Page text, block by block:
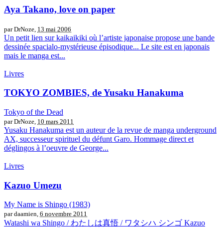
Aya Takano, love on paper
par DrNoze, 13 mai 2006
Un petit lien sur kaikaikiki où l’artiste japonaise propose une bande
dessinée spacialo-mystérieuse épisodique... Le site est en japonais
mais le manga est...
Livres
TOKYO ZOMBIES, de Yusaku Hanakuma
Tokyo of the Dead
par DrNoze, 10 mars 2011
Yusaku Hanakuma est un auteur de la revue de manga underground
AX, successeur spirituel du défunt Garo. Hommage direct et
déglingos à l’oeuvre de George...
Livres
Kazuo Umezu
My Name is Shingo (1983)
par daamien, 6 novembre 2011
Watashi wa Shingo / わたしは真悟 / ワタシハ シンゴ Kazuo